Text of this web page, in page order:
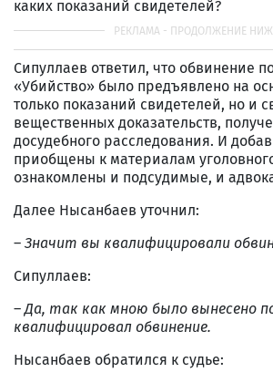
каких показаний свидетелей?
Сипуллаев ответил, что обвинение
«Убийство» было предъявлено на
только показаний свидетелей, но и
вещественных доказательств,
досудебного расследования. И
приобщены к материалам
ознакомлены и подсудимые, и
Далее Нысанбаев уточнил:
– Значит вы квалифицировали
Сипуллаев:
–Да, так как мною было вынесено
квалифицировал обвинение.
Нысанбаев обратился к судье: